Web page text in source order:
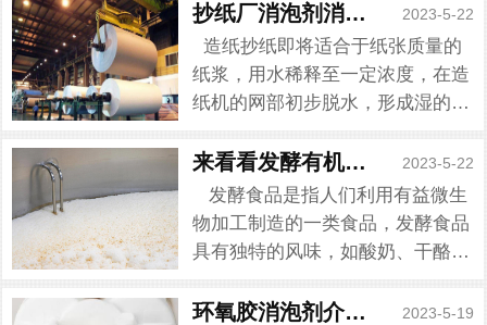
抄纸厂消泡剂消泡能手 2023-5-22
造纸抄纸即将适合于纸张质量的
纸浆，用水稀释至一定浓度，在造
纸机的网部初步脱水，形成湿的纸
张。而很多造纸厂家都会在抄纸的
过程中加入抄纸厂消泡剂，是由于
在抄纸工序中会出现大量的泡沫，
这是抄纸...
来看看发酵有机硅消泡剂 2023-5-22
发酵食品是指人们利用有益微生
物加工制造的一类食品，发酵食品
具有独特的风味，如酸奶、干酪、
黄酒、啤酒、葡萄酒等。而在发酵
环氧胶消泡剂介绍来了 2023-5-19